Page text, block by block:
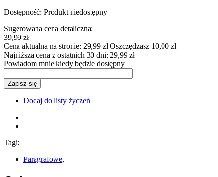
Dostępność: Produkt niedostępny
Sugerowana cena detaliczna:
39,99 zł
Cena aktualna na stronie: 29,99 złOszczędzasz 10,00 zł
Najniższa cena z ostatnich 30 dni: 29,99 zł
Powiadom mnie kiedy będzie dostępny
Zapisz się
Dodaj do listy życzeń
Tagi:
Paragrafowe,